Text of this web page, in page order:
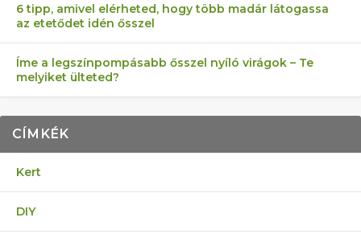
6 tipp, amivel elérheted, hogy több madár látogassa
az etetődet idén ősszel
Íme a legszínpompásabb ősszel nyíló virágok – Te
melyiket ülteted?
CÍMKÉK
Kert
DIY